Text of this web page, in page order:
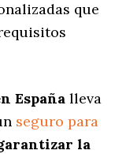
que
España lleva
seguro para
la